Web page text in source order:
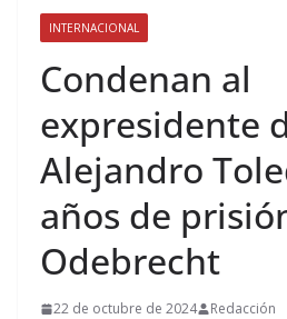
INTERNACIONAL
Condenan al
expresidente
Alejandro
años de
Odebrecht
22 de octubre de 2024 Redacción